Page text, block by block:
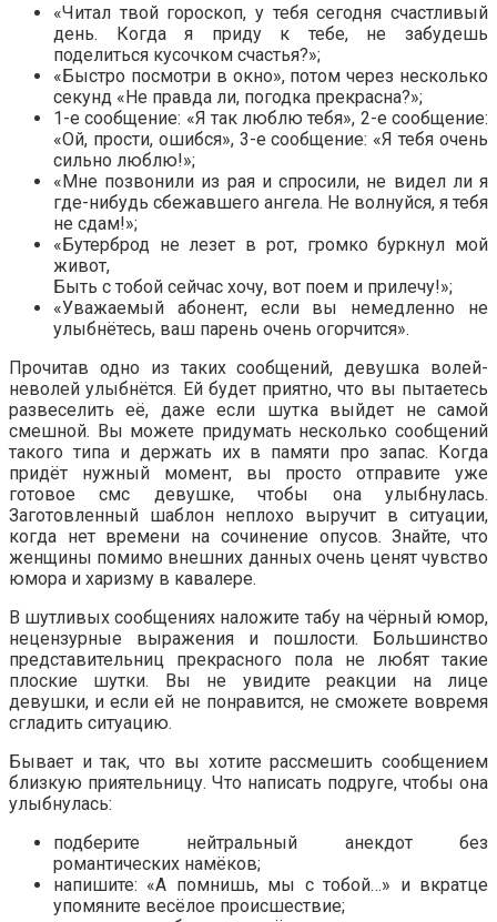
«Читал твой гороскоп, у тебя сегодня счастливый
день. Когда я приду к тебе, не забудешь
поделиться кусочком счастья?»;
«Быстро посмотри в окно», потом через несколько
секунд «Не правда ли, погодка прекрасна?»;
1-е сообщение: «Я так люблю тебя», 2-е сообщение:
«Ой, прости, ошибся», 3-е сообщение: «Я тебя очень
сильно люблю!»;
«Мне позвонили из рая и спросили, не видел ли я
где-нибудь сбежавшего ангела. Не волнуйся, я тебя
не сдам!»;
«Бутерброд не лезет в рот, громко буркнул мой
живот,
Быть с тобой сейчас хочу, вот поем и прилечу!»;
«Уважаемый абонент, если вы немедленно не
улыбнётесь, ваш парень очень огорчится».
Прочитав одно из таких сообщений, девушка волей-
неволей улыбнётся. Ей будет приятно, что вы пытаетесь
развеселить её, даже если шутка выйдет не самой
смешной. Вы можете придумать несколько сообщений
такого типа и держать их в памяти про запас. Когда
придёт нужный момент, вы просто отправите уже
готовое смс девушке, чтобы она улыбнулась.
Заготовленный шаблон неплохо выручит в ситуации,
когда нет времени на сочинение опусов. Знайте, что
женщины помимо внешних данных очень ценят чувство
юмора и харизму в кавалере.
В шутливых сообщениях наложите табу на чёрный юмор,
нецензурные выражения и пошлости. Большинство
представительниц прекрасного пола не любят такие
плоские шутки. Вы не увидите реакции на лице
девушки, и если ей не понравится, не сможете вовремя
сгладить ситуацию.
Бывает и так, что вы хотите рассмешить сообщением
близкую приятельницу. Что написать подруге, чтобы она
улыбнулась:
подберите нейтральный анекдот без
романтических намёков;
напишите: «А помнишь, мы с тобой…» и вкратце
упомяните весёлое происшествие;